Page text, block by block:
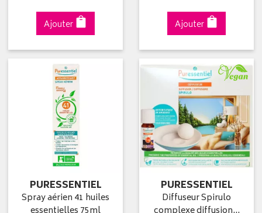
Ajouter Ajouter
PURESSENTIEL
Spray aérien 41 huiles
PURESSENTIEL
Diffuseur Spirulo